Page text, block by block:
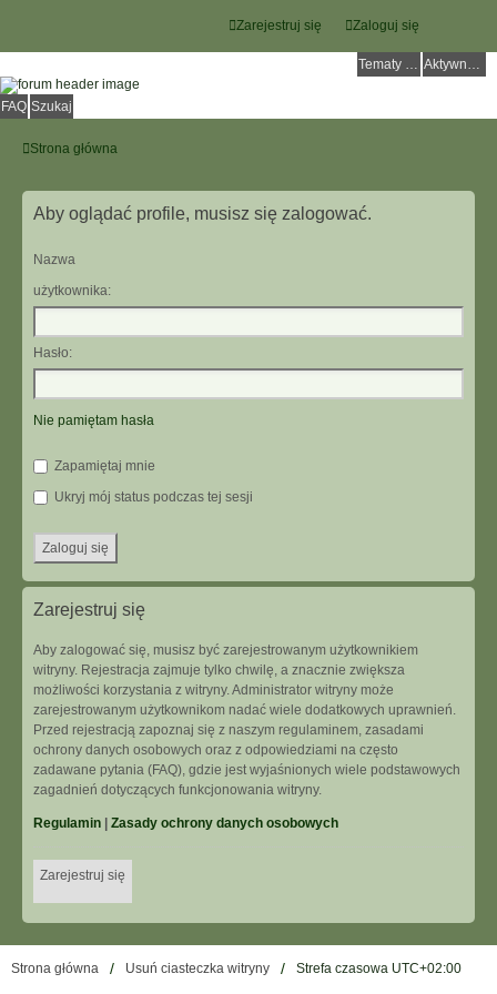
Zaloguj się
Zarejestruj się
Tematy bez odpowiedzi Aktywne tematy
FAQ Szukaj
Strona główna
Aby oglądać profile, musisz się zalogować.
Nazwa
użytkownika:
Hasło:
Nie pamiętam hasła
Zapamiętaj mnie
Ukryj mój status podczas tej sesji
Zarejestruj się
Aby zalogować się, musisz być zarejestrowanym użytkownikiem
witryny. Rejestracja zajmuje tylko chwilę, a znacznie zwiększa
możliwości korzystania z witryny. Administrator witryny może
zarejestrowanym użytkownikom nadać wiele dodatkowych uprawnień.
Przed rejestracją zapoznaj się z naszym regulaminem, zasadami
ochrony danych osobowych oraz z odpowiedziami na często
zadawane pytania (FAQ), gdzie jest wyjaśnionych wiele podstawowych
zagadnień dotyczących funkcjonowania witryny.
Regulamin Zasady ochrony danych osobowych
Zarejestruj się
Strona główna Usuń ciasteczka witryny Strefa czasowa UTC+02:00